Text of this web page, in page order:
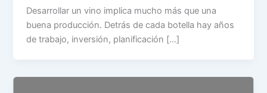
Desarrollar un vino implica mucho más que una
buena producción. Detrás de cada botella hay años
de trabajo, inversión, planificación […]